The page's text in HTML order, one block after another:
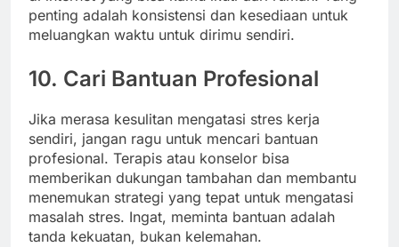
penting adalah konsistensi dan kesediaan untuk
meluangkan waktu untuk dirimu sendiri.
10. Cari Bantuan Profesional
Jika merasa kesulitan mengatasi stres kerja
sendiri, jangan ragu untuk mencari bantuan
profesional. Terapis atau konselor bisa
memberikan dukungan tambahan dan membantu
menemukan strategi yang tepat untuk mengatasi
masalah stres. Ingat, meminta bantuan adalah
tanda kekuatan, bukan kelemahan.